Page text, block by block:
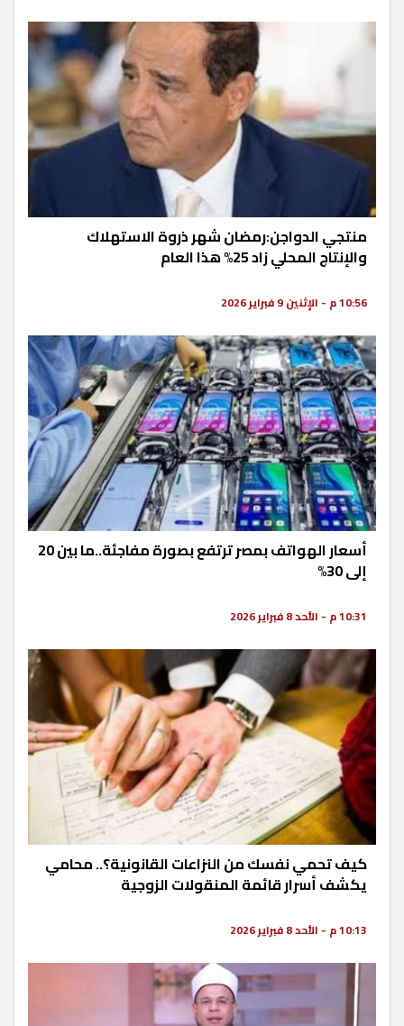
منتجي الدواجن:رمضان شهر ذروة الاستهلاك
والإنتاج المحلي زاد 25% هذا العام
10:56 م - الإثنين 9 فبراير 2026
أسعار الهواتف بمصر ترتفع بصورة مفاجئة..ما بين 20
إلى 30%
10:31 م - الأحد 8 فبراير 2026
كيف تحمي نفسك من النزاعات القانونية؟.. محامي
يكشف أسرار قائمة المنقولات الزوجية
10:13 م - الأحد 8 فبراير 2026